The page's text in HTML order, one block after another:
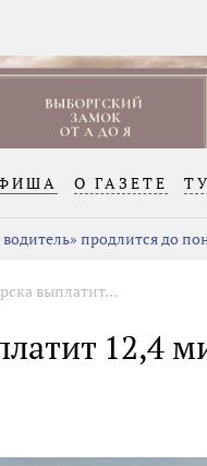
О ГАЗЕТЕ
продлится до
выплатит...
12,4